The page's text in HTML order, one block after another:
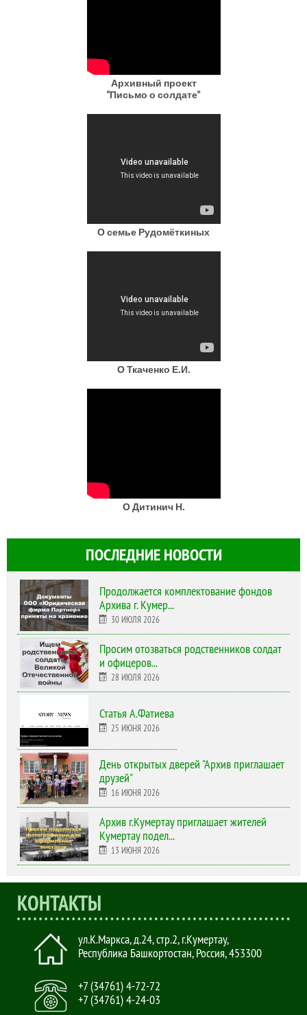
Архивный проект
"Письмо о солдате"
О семье Рудомёткиных
О Ткаченко Е.И.
О Дитинич Н.
ПОСЛЕДНИЕ НОВОСТИ
Продолжается комплектование фондов
Архива г. Кумер...
30 ИЮЛЯ 2026
Просим отозваться родственников солдат
и офицеров...
28 ИЮЛЯ 2026
Статья А.Фатиева
25 ИЮНЯ 2026
День открытых дверей "Архив приглашает
друзей"
16 ИЮНЯ 2026
Архив г.Кумертау приглашает жителей
Кумертау подел...
13 ИЮНЯ 2026
КОНТАКТЫ
ул.К.Маркса, д.24, стр.2,г.Кумертау,
Республика Башкортостан, Россия,453300
+7 (34761) 4-72-72
+7 (34761) 4-24-03